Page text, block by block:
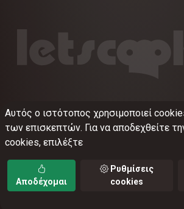
©2012-2026 LETSCOOK.GR
021375326001
Όροι χρήσης•Πολιτική απορρήτου
cookies• Ρυθμίσεις cookies
Αυτός ο ιστότοπος χρησιμοποιεί
των επισκεπτών. Για να αποδεχθείτε
cookies, επιλέξτε
Αποδέχομαι
Ρυθμίσεις
cookies